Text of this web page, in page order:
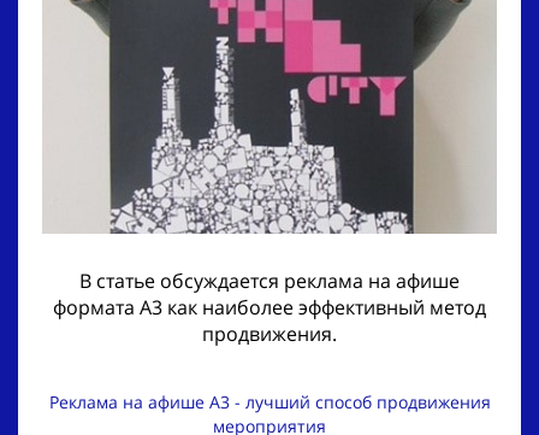
В статье обсуждается реклама на афише
формата А3 как наиболее эффективный метод
продвижения.
Реклама на афише А3 - лучший способ продвижения
мероприятия